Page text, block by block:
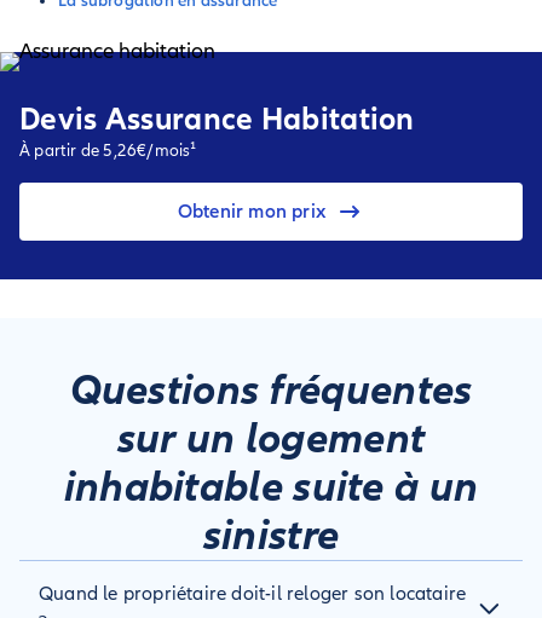
Devis Assurance Habitation
À partir de 5,26€/mois¹
Obtenir mon prix
Questions fréquentes
sur un logement
inhabitable suite à un
sinistre
Quand le propriétaire doit-il reloger son locataire